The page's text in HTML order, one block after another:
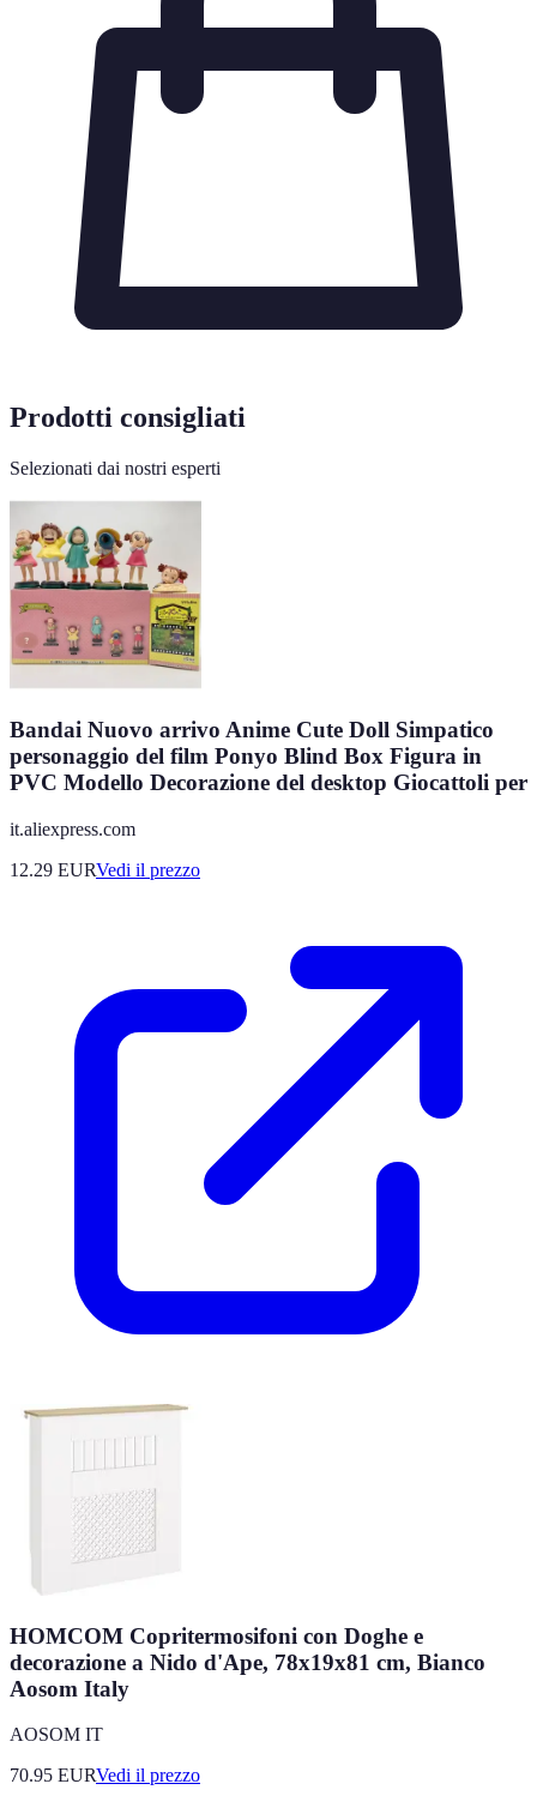
Prodotti consigliati
Selezionati dai nostri esperti
Bandai Nuovo arrivo Anime Cute Doll Simpatico
personaggio del film Ponyo Blind Box Figura in
PVC Modello Decorazione del desktop Giocattoli per
it.aliexpress.com
12.29 EURVedi il prezzo
HOMCOM Copritermosifoni con Doghe e
decorazione a Nido d'Ape, 78x19x81 cm, Bianco
Aosom Italy
AOSOM IT
70.95 EURVedi il prezzo